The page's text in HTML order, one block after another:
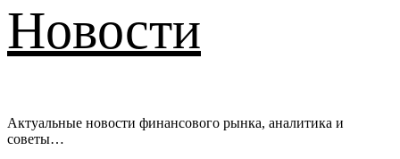
Новости
Актуальные новости финансового рынка, аналитика и
советы…